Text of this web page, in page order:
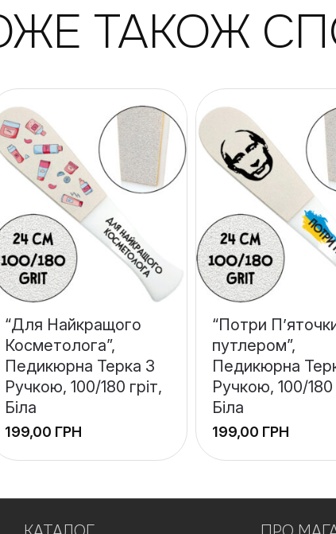
ТАКОЖ
“Для Найкращого
Косметолога”,
Педикюрна Терка З
Ручкою, 100/180 гріт,
Біла
ГРН
“Потри
путлером”,
Педикюрна
Ручкою, 100/180
Біла
ГРН